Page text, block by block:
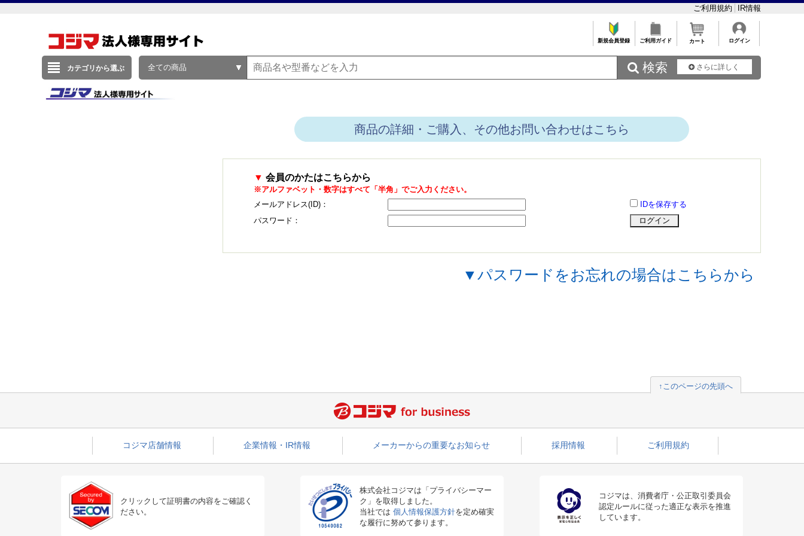
ご利用規約 IR情報
新規会員登録 ご利用ガイド カート ログイン
カテゴリから選ぶ 全ての商品  検索 さらに詳しく
商品の詳細・ご購入、その他お問い合わせはこちら
▼ 会員のかたはこちらから
※アルファベット・数字はすべて「半角」でご入力ください。
メールアドレス(ID)：
IDを保存する
パスワード：
▼パスワードをお忘れの場合はこちらから
↑このページの先頭へ
コジマ店舗情報 企業情報・IR情報 メーカーからの重要なお知らせ 採用情報 ご利用規約
クリックして証明書の内容をご確認く
ださい。
株式会社コジマは「プライバシーマー
ク」を取得しました。
当社では 個人情報保護方針を定め確実
な履行に努めて参ります。
コジマは、消費者庁・公正取引委員会
認定ルールに従った適正な表示を推進
しています。